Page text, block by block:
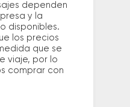
dependen
y la
disponibles.
los precios
que se
viaje, por lo
comprar con